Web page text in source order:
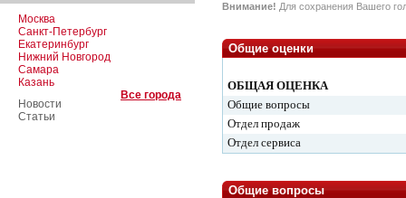
Москва
Санкт-Петербург
Екатеринбург
Нижний Новгород
Самара
Казань
Все города
Новости
Статьи
Внимание! Для сохранения Вашего
Общие оценки
ОБЩАЯ ОЦЕНКА
Общие вопросы
Отдел продаж
Отдел сервиса
Общие вопросы